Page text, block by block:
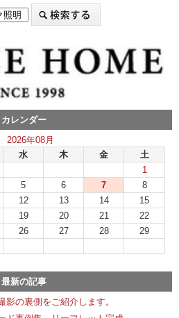
カレンダー
2026年08月
水 木 金
土
1
5 6 7
8
12 13 14
15
19 20 21
22
26 27 28
29
最新の記事
の裏側をご紹介します。